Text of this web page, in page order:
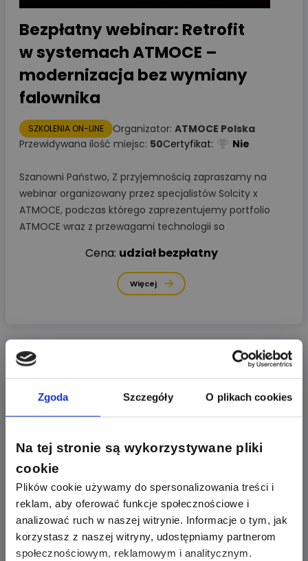
Zgoda Szczegóły O plikach cookies
Na tej stronie są wykorzystywane pliki
cookie
Plików cookie używamy do spersonalizowania treści i
reklam, aby oferować funkcje społecznościowe i
analizować ruch w naszej witrynie. Informacje o tym, jak
korzystasz z naszej witryny, udostępniamy partnerom
społecznościowym, reklamowym i analitycznym.
Bezpłatny webinar: Retrofit
w systemach ATMOCE –
modernizacja bez wymiany
falownika
SZKOLENIA ON-LINE Organizator: ATMOCE Polska
Przewidywana ilość miejsc: 50Certyfikat: Nie
Szanowni Państwo, Z przyjemnością zapraszamy na
webinar organizowany przez specjalistów Solcity x
ATMOCE, podczas którego zaprezentujemy portfolio
ATMOCE wraz z przewagami technologii so
Cena: udział bezpłatny
Więcej
10 03.2026
Ochrona przed przepięciami